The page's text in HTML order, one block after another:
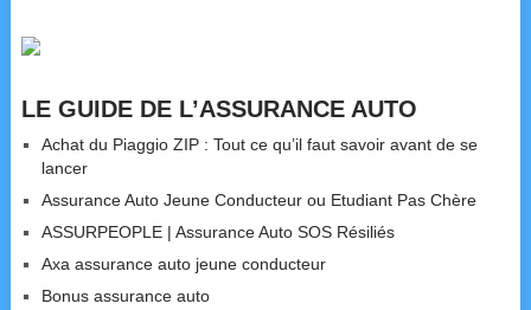
LE GUIDE DE L’ASSURANCE AUTO
Achat du Piaggio ZIP : Tout ce qu’il faut savoir avant de se
lancer
Assurance Auto Jeune Conducteur ou Etudiant Pas Chère
ASSURPEOPLE | Assurance Auto SOS Résiliés
Axa assurance auto jeune conducteur
Bonus assurance auto